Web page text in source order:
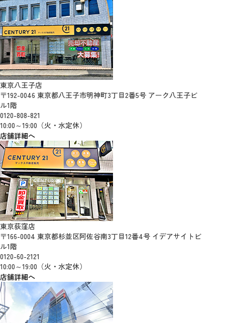
東京八王子店
〒192-0046 東京都八王子市明神町3丁目2番5号 アーク八王子ビ
ル1階
0120-808-821
10:00～19:00（火・水定休）
店舗詳細へ
東京荻窪店
〒166-0004 東京都杉並区阿佐谷南3丁目12番4号 イデアサイトビ
ル1階
0120-60-2121
10:00～19:00（火・水定休）
店舗詳細へ